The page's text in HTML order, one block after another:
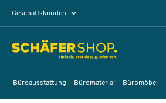
Geschäftskunden
Büroausstattung Büromaterial Büromöbel